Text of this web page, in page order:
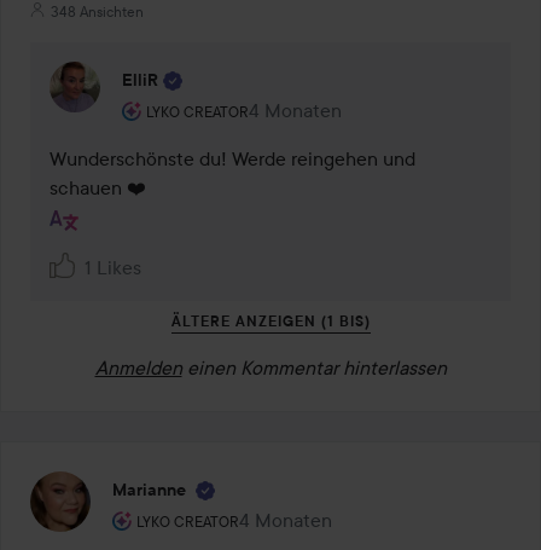
348 Ansichten
ElliR
LYKO CREATOR
Rolle des Benutzers: Lyko Creator.
4 Monaten
Kommentaren lades 4 Monaten
Wunderschönste du! Werde reingehen und
schauen ❤️
1 Likes
ÄLTERE ANZEIGEN (1 BIS)
Anmelden einen Kommentar hinterlassen
Marianne
LYKO CREATOR
Rolle des Benutzers: Lyko Creator.
4 Monaten
Der Beitrag wurde 4 Monaten